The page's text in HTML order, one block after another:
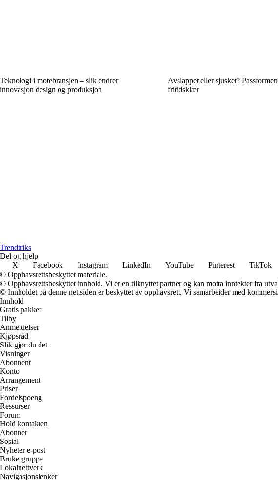
Teknologi i motebransjen – slik endrer
innovasjon design og produksjon
Avslappet eller sjusket?
fritidsklær
Trendtriks
Del og hjelp
X
Facebook Instagram LinkedIn YouTube Pinterest TikTok
© Opphavsrettsbeskyttet materiale.
© Opphavsrettsbeskyttet innhold. Vi er en tilknyttet partner og kan motta inntekter fra
© Innholdet på denne nettsiden er beskyttet av opphavsrett. Vi samarbeider med
Innhold
Gratis pakker
Tilby
Anmeldelser
Kjøpsråd
Slik gjør du det
Visninger
Abonnent
Konto
Arrangement
Priser
Fordelspoeng
Ressurser
Forum
Hold kontakten
Abonner
Sosial
Nyheter e-post
Brukergruppe
Lokalnettverk
Navigasjonslenker